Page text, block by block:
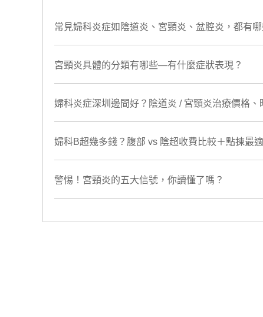
常見婦科炎症如陰道炎、宮頸炎、盆腔炎，都有
宮頸炎具體的分類有哪些—有什麼症狀表現？
婦科炎症深圳邊間好？陰道炎 / 宮頸炎治療價格、
婦科B超幾多錢？腹部 vs 陰超收費比較＋點揀最
警惕！宮頸炎的五大信號，你讀懂了嗎？